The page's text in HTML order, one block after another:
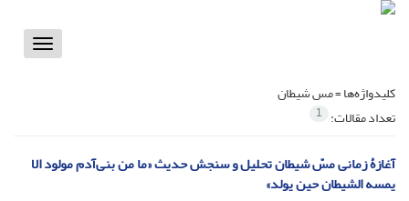
Toggle
کلیدواژه‌ها =مس شیطان
تعداد مقالات: 1
آغازۀ زمانی مسّ شیطان تحلیل و سنجش حدیث «ما من بنی‌آدم مولود الا
یمسه الشیطان حین یولد»